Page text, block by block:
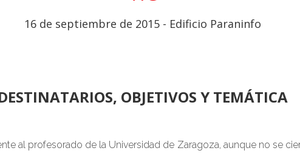
16 de septiembre de 2015 - Edificio Paraninfo
OBJETIVOS Y TEMÁTICA
al profesorado de la Universidad de Zaragoza, aunque no se